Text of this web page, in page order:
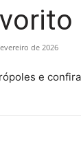
de 2026
e